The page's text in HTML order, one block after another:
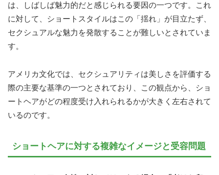
は、しばしば魅力的だと感じられる要因の一つです。これ
に対して、ショートスタイルはこの「揺れ」が目立たず、
セクシュアルな魅力を発散することが難しいとされていま
す。
アメリカ文化では、セクシュアリティは美しさを評価する
際の主要な基準の一つとされており、この観点から、ショ
ートヘアがどの程度受け入れられるかが大きく左右されて
いるのです。
ショートヘアに対する複雑なイメージと受容問題